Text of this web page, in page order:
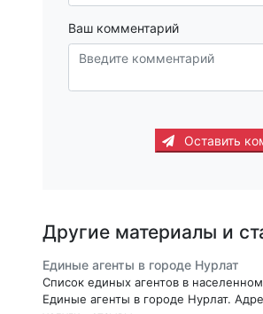
Ваш комментарий
Оставить
Другие материалы и
Единые агенты в городе Нурлат
Список единых агентов в
Единые агенты в городе Нурлат.